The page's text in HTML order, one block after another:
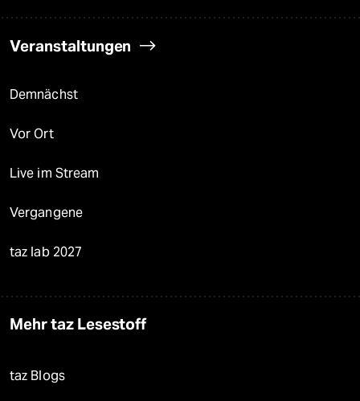
Veranstaltungen
Demnächst
Vor Ort
Live im Stream
Vergangene
taz lab 2027
Mehr taz Lesestoff
taz Blogs